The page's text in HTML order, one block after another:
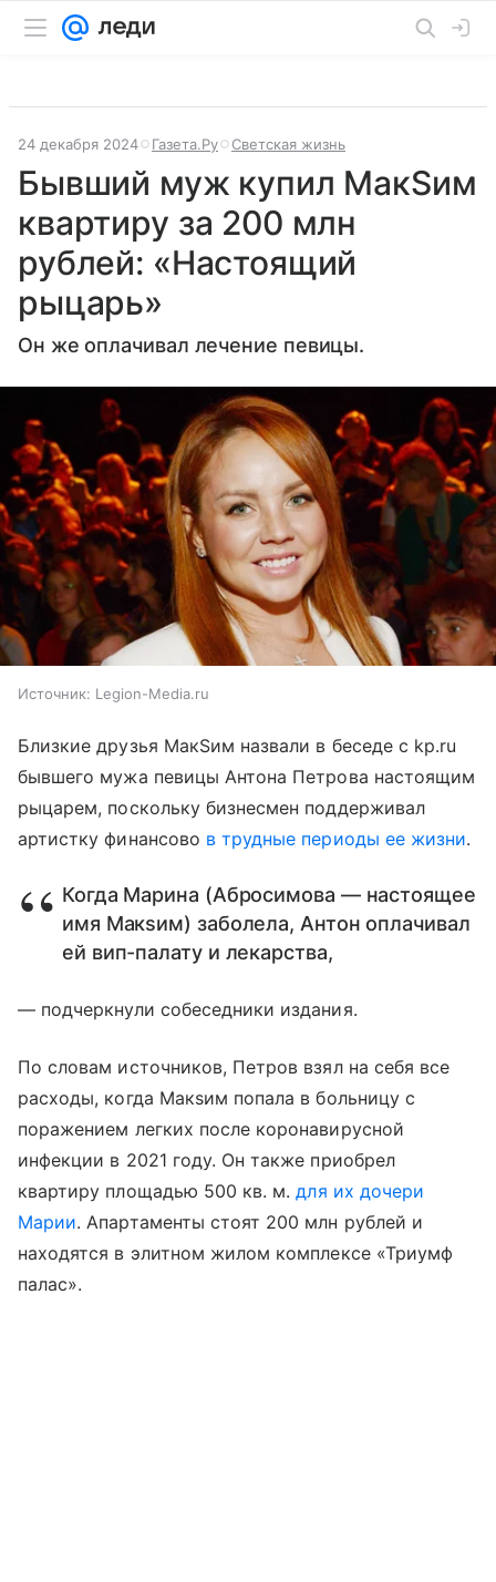
24 декабря 2024 Газета.Ру Светская жизнь
Бывший муж купил МакSим
квартиру за 200 млн
рублей: «Настоящий
рыцарь»
Он же оплачивал лечение певицы.
Источник: Legion-Media.ru
Близкие друзья МакSим назвали в беседе с kp.ru
бывшего мужа певицы Антона Петрова настоящим
рыцарем, поскольку бизнесмен поддерживал
артистку финансово в трудные периоды ее жизни.
Когда Марина (Абросимова — настоящее
имя Макsим) заболела, Антон оплачивал
ей вип-палату и лекарства,
— подчеркнули собеседники издания.
По словам источников, Петров взял на себя все
расходы, когда Макsим попала в больницу с
поражением легких после коронавирусной
инфекции в 2021 году. Он также приобрел
квартиру площадью 500 кв. м.для их дочери
Марии. Апартаменты стоят 200 млн рублей и
находятся в элитном жилом комплексе «Триумф
палас».